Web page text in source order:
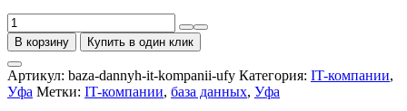
Количество
товара
База
IT-
компаний
Уфы
В корзину Купить в один клик
Артикул: baza-dannyh-it-kompanii-ufy Категория: IT-компании,
Уфа Метки: IT-компании, база данных, Уфа